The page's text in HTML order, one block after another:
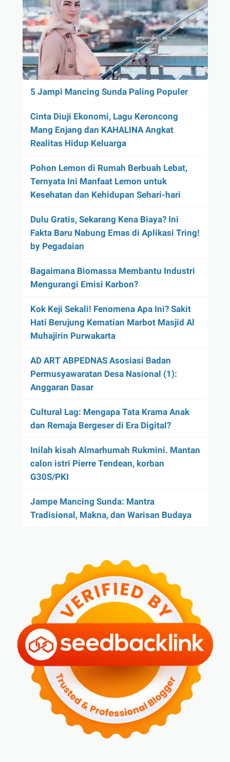
5 Jampi Mancing Sunda Paling Populer
Cinta Diuji Ekonomi, Lagu Keroncong
Mang Enjang dan KAHALINA Angkat
Realitas Hidup Keluarga
Pohon Lemon di Rumah Berbuah Lebat,
Ternyata Ini Manfaat Lemon untuk
Kesehatan dan Kehidupan Sehari-hari
Dulu Gratis, Sekarang Kena Biaya? Ini
Fakta Baru Nabung Emas di Aplikasi Tring!
by Pegadaian
Bagaimana Biomassa Membantu Industri
Mengurangi Emisi Karbon?
Kok Keji Sekali! Fenomena Apa Ini? Sakit
Hati Berujung Kematian Marbot Masjid Al
Muhajirin Purwakarta
AD ART ABPEDNAS Asosiasi Badan
Permusyawaratan Desa Nasional (1):
Anggaran Dasar
Cultural Lag: Mengapa Tata Krama Anak
dan Remaja Bergeser di Era Digital?
Inilah kisah Almarhumah Rukmini. Mantan
calon istri Pierre Tendean, korban
G30S/PKI
Jampe Mancing Sunda: Mantra
Tradisional, Makna, dan Warisan Budaya